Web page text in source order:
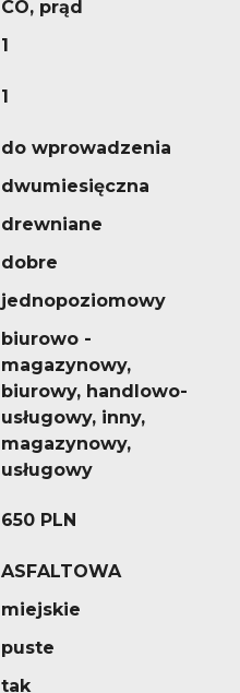
CO, prąd
1
1
do wprowadzenia
dwumiesięczna
drewniane
dobre
jednopoziomowy
biurowo -
magazynowy,
biurowy, handlowo-
usługowy, inny,
magazynowy,
usługowy
650 PLN
ASFALTOWA
miejskie
puste
tak